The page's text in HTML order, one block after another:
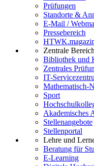
Prüfungen
Standorte &
E-Mail /
Pressebereich
Zentrale
Bibliothek und
Zentrales
IT-
Mathematisch-
Sport
Akademisches
Stellenangebote
Stellenportal
Lehre und
Beratung für
E-Learning